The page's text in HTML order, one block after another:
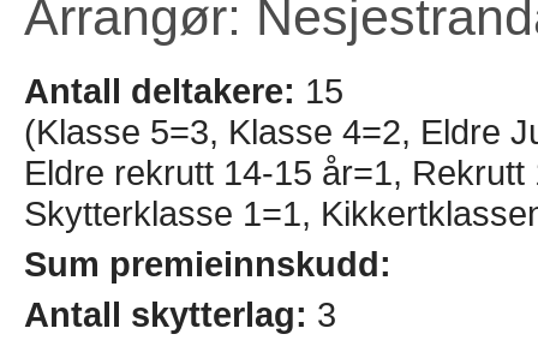
Arrangør:
Antall deltakere: 15
(Klasse 5=3, Klasse 4=2, Eldre
Eldre rekrutt 14-15 år=1,
Skytterklasse 1=1,
Sum premieinnskudd:
Antall skytterlag: 3